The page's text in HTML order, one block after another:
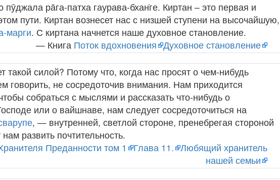
ра̄га-патха гаурава-бхан̇ге. Киртан – это первая и
пути. Киртан вознесет нас с низшей ступени на высочайшую,
марги. С киртана начнется наше духовное становление.
— Книга Поток вдохновения Духовное становление
такой силой? Потому что, когда нас просят о чем-нибудь
говорить, не сосредоточив внимания. Нам приходится
собраться с мыслями и рассказать что-нибудь о
или о вайшнаве, нам следует сосредоточиться на
, — внутренней, светлой стороне, пренебрегая стороной
развить почтительность.
Преданности том 1 Глава 11. Любящий хранитель
нашей семьи